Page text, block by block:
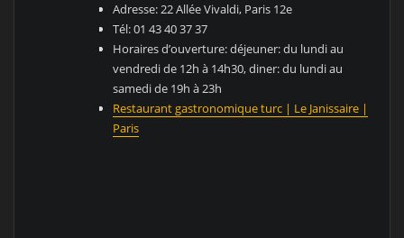
Adresse: 22 Allée Vivaldi, Paris 12e
Tél: 01 43 40 37 37
Horaires d’ouverture: déjeuner: du lundi au
vendredi de 12h à 14h30, diner: du lundi au
samedi de 19h à 23h
Restaurant gastronomique turc | Le Janissaire |
Paris